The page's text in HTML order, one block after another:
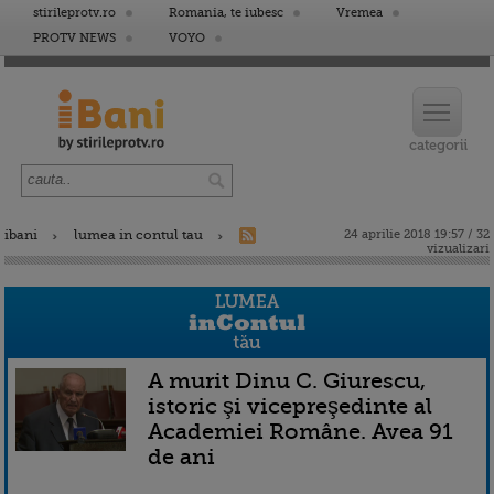
stirileprotv.ro Romania, te iubesc
Vremea
PROTV NEWS
VOYO
ibani lumea in contul tau
24 aprilie 2018 19:57 / 32
vizualizari
A murit Dinu C. Giurescu,
istoric şi vicepreşedinte al
Academiei Române. Avea 91
de ani